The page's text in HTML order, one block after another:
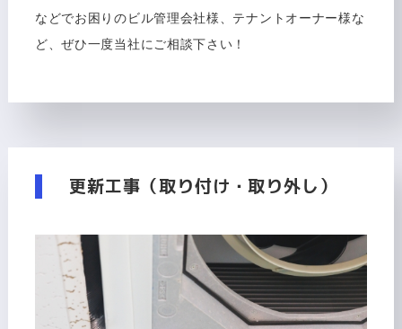
などでお困りのビル管理会社様、テナントオーナー様な
ど、ぜひ一度当社にご相談下さい！
更新工事（取り付け・取り外し）